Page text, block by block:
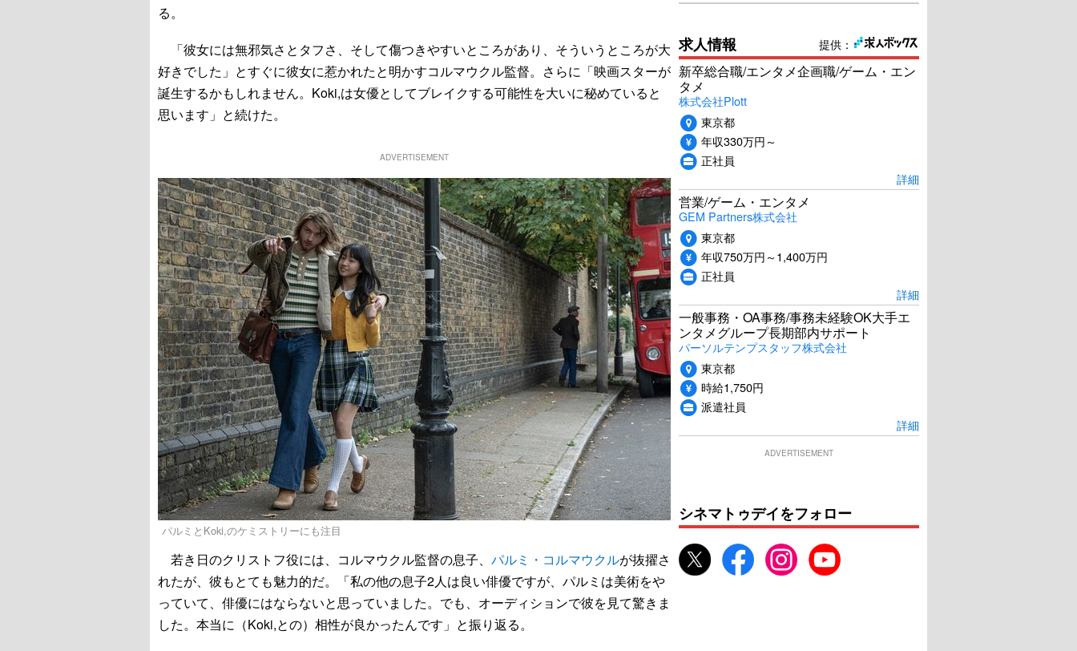
る。
「彼女には無邪気さとタフさ、そして傷つきやすいところがあり、そういうところが大
好きでした」とすぐに彼女に惹かれたと明かすコルマウクル監督。さらに「映画スターが
誕生するかもしれません。Koki,は女優としてブレイクする可能性を大いに秘めていると
思います」と続けた。
ADVERTISEMENT
パルミとKoki,のケミストリーにも注目
若き日のクリストフ役には、コルマウクル監督の息子、 パルミ・コルマウクルが抜擢さ
れたが、彼もとても魅力的だ。「私の他の息子2人は良い俳優ですが、パルミは美術をや
っていて、俳優にはならないと思っていました。でも、オーディションで彼を見て驚きま
した。本当に（Koki,との）相性が良かったんです」と振り返る。
提供：
求人情報
新卒総合職/エンタメ企画職/ゲーム・エン
タメ
株式会社Plott
東京都
年収330万円～
正社員
詳細
営業/ゲーム・エンタメ
GEM Partners株式会社
東京都
年収750万円～1,400万円
正社員
詳細
一般事務・OA事務/事務未経験OK大手エ
ンタメグループ長期部内サポート
パーソルテンプスタッフ株式会社
東京都
時給1,750円
派遣社員
詳細
ADVERTISEMENT
シネマトゥデイをフォロー